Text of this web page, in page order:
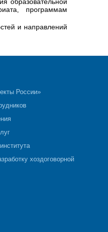
программам
и направлений
России»
хоздоговорной